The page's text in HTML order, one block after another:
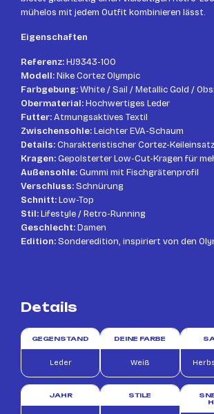
mühelos mit jedem Outfit kombinieren lässt.
Eigenschaften
Referenz:HJ9343-100
Modell:Nike Cortez Olympic
Farbgebung:White / Sail / Metallic Gold /
Obermaterial:Hochwertiges Leder
Futter:Atmungsaktives Textil
Zwischensohle:Leichter EVA-Schaum
Details:Charakteristischer Cortez-Keileinsatz
Kragen:Gepolsterter Low-Cut-Kragen für
Außensohle:Gummi mit Fischgrätenprofil
Verschluss:Schnürung
Schnitt:Low-Top
Stil:Lifestyle / Retro-Running
Geschlecht:Damen
Edition:Sonderedition, inspiriert von den
Details
GEGENSTAND
Leder
DEINE FARBE
Weiß
JAHR STILE